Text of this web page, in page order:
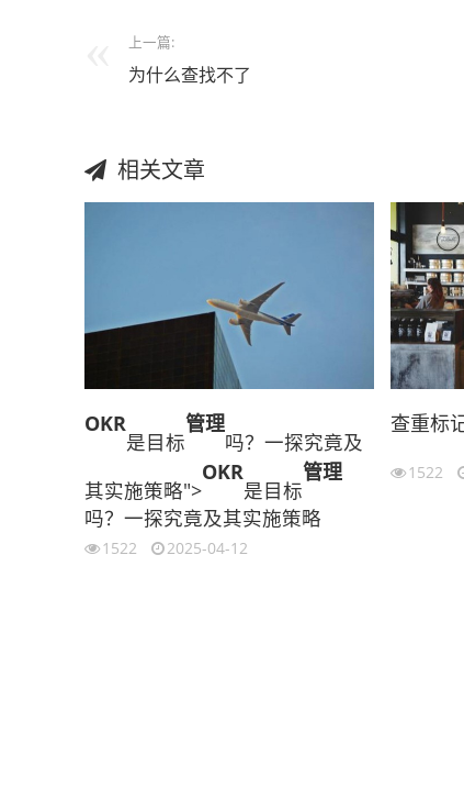
上一篇:
为什么查找不了
相关文章
OKR
是目标
管理
吗？一探究竟及
其实施策略">
OKR
是目标
管理
吗？一探究竟及其实施策略
1522 2025-04-12
查重标
1522